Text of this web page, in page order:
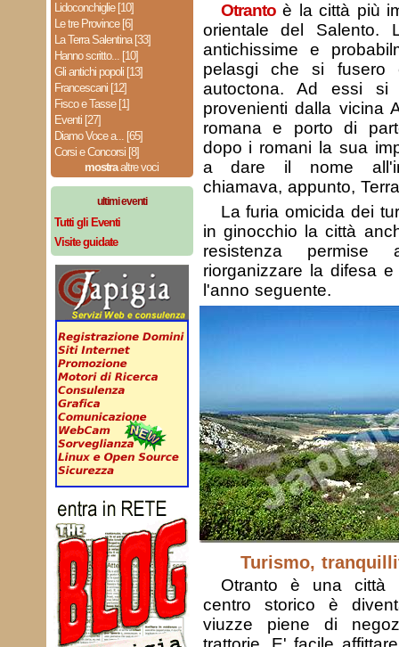
Lidoconchiglie [10]
Le tre Province [6]
La Terra Salentina [33]
Hanno scritto... [10]
Gli antichi popoli [13]
Francescani [12]
Fisco e Tasse [1]
Eventi [27]
Diamo Voce a... [65]
Corsi e Concorsi [8]
mostraaltre voci
ultimi eventi
Tutti gli Eventi
Visite guidate
Otrantoè la città più
orientale del Salento.
antichissime e
pelasgi che si fusero
autoctona. Ad essi si
provenienti dalla vicina
romana e porto di
dopo i romani la sua
a dare il nome
chiamava, appunto,
La furia omicida dei
in ginocchio la città
resistenza permise
riorganizzare la difesa
l'anno seguente.
Turismo,
Otranto è una città
centro storico è
viuzze piene di